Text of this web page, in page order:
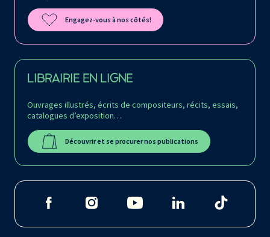
Engagez-vous à nos côtés!
LIBRAIRIE EN LIGNE
Ouvrages illustrés, écrits de compositeurs, récits, essais,
catalogues d’exposition…
Découvrir et se procurer nos publications